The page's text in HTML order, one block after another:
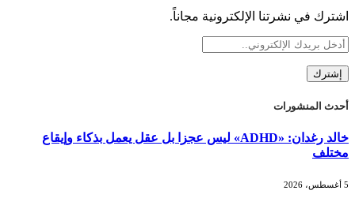
اشترك في نشرتنا الإلكترونية مجاناً.
أحدث المنشورات
خالد رغدان: «ADHD» ليس عجزا بل عقل يعمل بذكاء وإيقاع
مختلف